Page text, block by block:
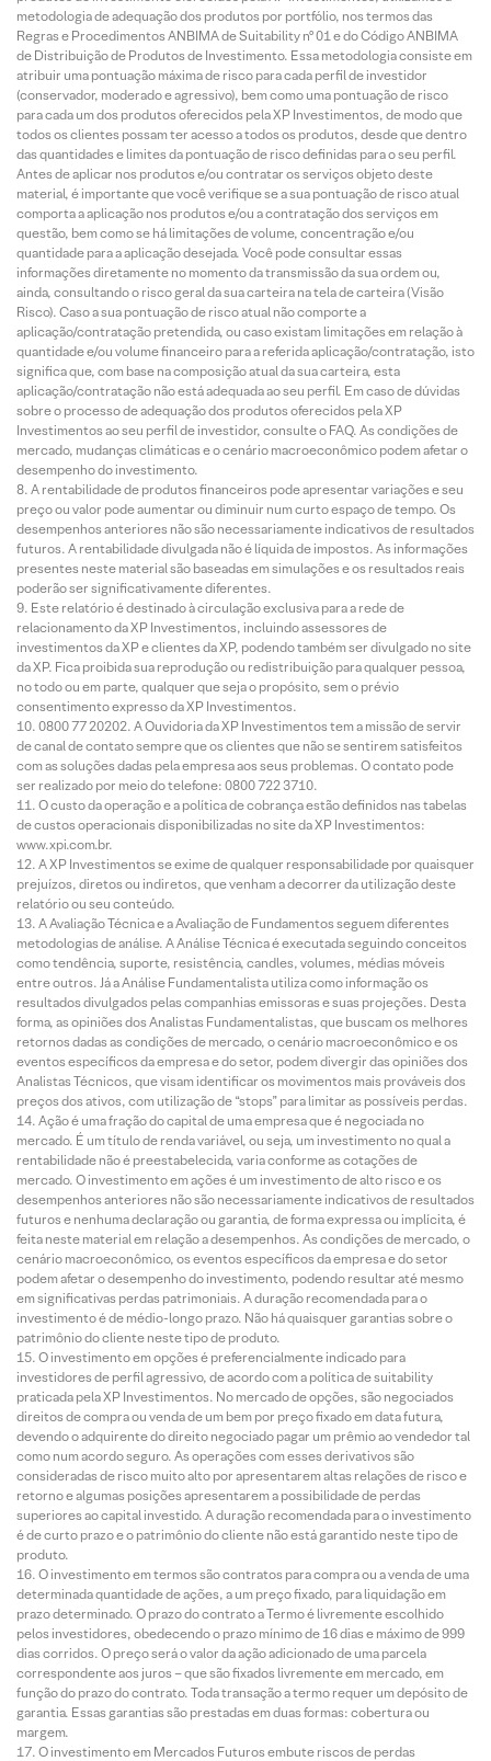
metodologia de adequação dos produtos por portfólio, nos termos das
Regras e Procedimentos ANBIMA de Suitability nº 01 e do Código ANBIMA
de Distribuição de Produtos de Investimento. Essa metodologia consiste em
atribuir uma pontuação máxima de risco para cada perfil de investidor
(conservador, moderado e agressivo), bem como uma pontuação de risco
para cada um dos produtos oferecidos pela XP Investimentos, de modo que
todos os clientes possam ter acesso a todos os produtos, desde que dentro
das quantidades e limites da pontuação de risco definidas para o seu perfil.
Antes de aplicar nos produtos e/ou contratar os serviços objeto deste
material, é importante que você verifique se a sua pontuação de risco atual
comporta a aplicação nos produtos e/ou a contratação dos serviços em
questão, bem como se há limitações de volume, concentração e/ou
quantidade para a aplicação desejada. Você pode consultar essas
informações diretamente no momento da transmissão da sua ordem ou,
ainda, consultando o risco geral da sua carteira na tela de carteira (Visão
Risco). Caso a sua pontuação de risco atual não comporte a
aplicação/contratação pretendida, ou caso existam limitações em relação à
quantidade e/ou volume financeiro para a referida aplicação/contratação, isto
significa que, com base na composição atual da sua carteira, esta
aplicação/contratação não está adequada ao seu perfil. Em caso de dúvidas
sobre o processo de adequação dos produtos oferecidos pela XP
Investimentos ao seu perfil de investidor, consulte o FAQ. As condições de
mercado, mudanças climáticas e o cenário macroeconômico podem afetar o
desempenho do investimento.
A rentabilidade de produtos financeiros pode apresentar variações e seu
preço ou valor pode aumentar ou diminuir num curto espaço de tempo. Os
desempenhos anteriores não são necessariamente indicativos de resultados
futuros. A rentabilidade divulgada não é líquida de impostos. As informações
presentes neste material são baseadas em simulações e os resultados reais
poderão ser significativamente diferentes.
Este relatório é destinado à circulação exclusiva para a rede de
relacionamento da XP Investimentos, incluindo assessores de
investimentos da XP e clientes da XP, podendo também ser divulgado no site
da XP. Fica proibida sua reprodução ou redistribuição para qualquer pessoa,
no todo ou em parte, qualquer que seja o propósito, sem o prévio
consentimento expresso da XP Investimentos.
0800 77 20202. A Ouvidoria da XP Investimentos tem a missão de servir
de canal de contato sempre que os clientes que não se sentirem satisfeitos
com as soluções dadas pela empresa aos seus problemas. O contato pode
ser realizado por meio do telefone: 0800 722 3710.
O custo da operação e a política de cobrança estão definidos nas tabelas
de custos operacionais disponibilizadas no site da XP Investimentos:
www.xpi.com.br.
A XP Investimentos se exime de qualquer responsabilidade por quaisquer
prejuízos, diretos ou indiretos, que venham a decorrer da utilização deste
relatório ou seu conteúdo.
A Avaliação Técnica e a Avaliação de Fundamentos seguem diferentes
metodologias de análise. A Análise Técnica é executada seguindo conceitos
como tendência, suporte, resistência, candles, volumes, médias móveis
entre outros. Já a Análise Fundamentalista utiliza como informação os
resultados divulgados pelas companhias emissoras e suas projeções. Desta
forma, as opiniões dos Analistas Fundamentalistas, que buscam os melhores
retornos dadas as condições de mercado, o cenário macroeconômico e os
eventos específicos da empresa e do setor, podem divergir das opiniões dos
Analistas Técnicos, que visam identificar os movimentos mais prováveis dos
preços dos ativos, com utilização de “stops” para limitar as possíveis perdas.
Ação é uma fração do capital de uma empresa que é negociada no
mercado. É um título de renda variável, ou seja, um investimento no qual a
rentabilidade não é preestabelecida, varia conforme as cotações de
mercado. O investimento em ações é um investimento de alto risco e os
desempenhos anteriores não são necessariamente indicativos de resultados
futuros e nenhuma declaração ou garantia, de forma expressa ou implícita, é
feita neste material em relação a desempenhos. As condições de mercado, o
cenário macroeconômico, os eventos específicos da empresa e do setor
podem afetar o desempenho do investimento, podendo resultar até mesmo
em significativas perdas patrimoniais. A duração recomendada para o
investimento é de médio-longo prazo. Não há quaisquer garantias sobre o
patrimônio do cliente neste tipo de produto.
O investimento em opções é preferencialmente indicado para
investidores de perfil agressivo, de acordo com a política de suitability
praticada pela XP Investimentos. No mercado de opções, são negociados
direitos de compra ou venda de um bem por preço fixado em data futura,
devendo o adquirente do direito negociado pagar um prêmio ao vendedor tal
como num acordo seguro. As operações com esses derivativos são
consideradas de risco muito alto por apresentarem altas relações de risco e
retorno e algumas posições apresentarem a possibilidade de perdas
superiores ao capital investido. A duração recomendada para o investimento
é de curto prazo e o patrimônio do cliente não está garantido neste tipo de
produto.
O investimento em termos são contratos para compra ou a venda de uma
determinada quantidade de ações, a um preço fixado, para liquidação em
prazo determinado. O prazo do contrato a Termo é livremente escolhido
pelos investidores, obedecendo o prazo mínimo de 16 dias e máximo de 999
dias corridos. O preço será o valor da ação adicionado de uma parcela
correspondente aos juros – que são fixados livremente em mercado, em
função do prazo do contrato. Toda transação a termo requer um depósito de
garantia. Essas garantias são prestadas em duas formas: cobertura ou
margem.
O investimento em Mercados Futuros embute riscos de perdas